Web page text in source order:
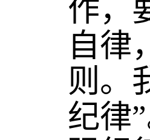
作，
自律
则。
纪律